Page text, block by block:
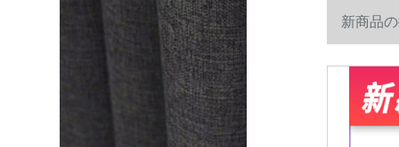
新商品